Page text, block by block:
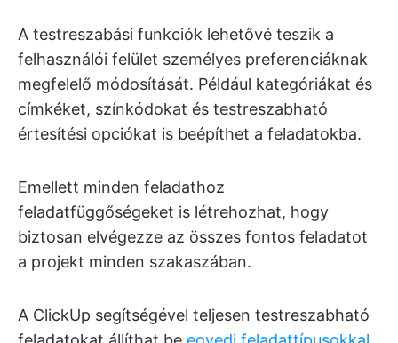
A testreszabási funkciók lehetővé teszik a
felhasználói felület személyes preferenciáknak
megfelelő módosítását. Például kategóriákat és
címkéket, színkódokat és testreszabható
értesítési opciókat is beépíthet a feladatokba.
Emellett minden feladathoz
feladatfüggőségeket is létrehozhat, hogy
biztosan elvégezze az összes fontos feladatot
a projekt minden szakaszában.
A ClickUp segítségével teljesen testreszabható